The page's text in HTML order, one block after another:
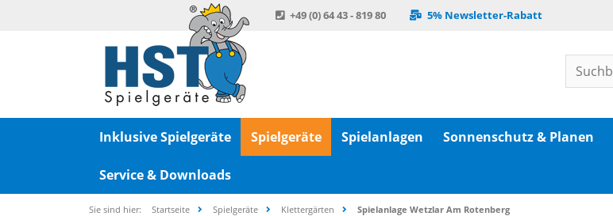
+49 (0) 64 43 - 819 80 5% Newsletter-Rabatt
Inklusive Spielgeräte Spielgeräte Spielanlagen Sonnenschutz & Planen
Service & Downloads
Sie sind hier: Startseite Spielgeräte Klettergärten Spielanlage Wetzlar Am Rotenberg